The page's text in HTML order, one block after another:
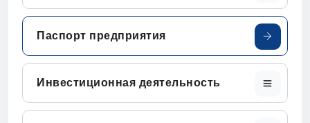
Паспорт предприятия
Инвестиционная деятельность